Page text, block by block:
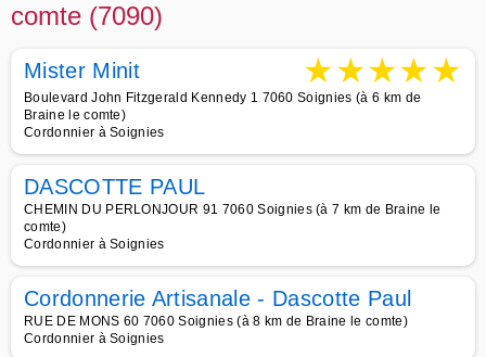
comte (7090)
Mister Minit ★★★★★
Boulevard John Fitzgerald Kennedy 1 7060 Soignies (à 6 km de
Braine le comte)
Cordonnier à Soignies
DASCOTTE PAUL
CHEMIN DU PERLONJOUR 91 7060 Soignies (à 7 km de Braine le
comte)
Cordonnier à Soignies
Cordonnerie Artisanale - Dascotte Paul
RUE DE MONS 60 7060 Soignies (à 8 km de Braine le comte)
Cordonnier à Soignies